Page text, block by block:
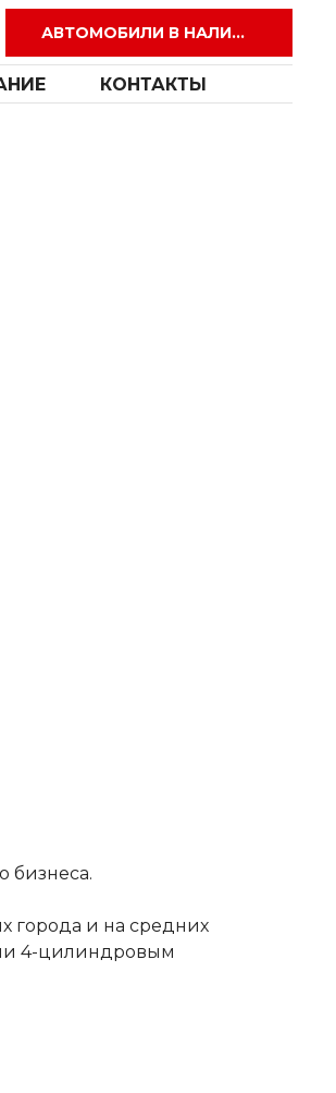
АВТОМОБИЛИ В НАЛИЧИИ
КОНТАКТЫ
бизнеса.
города и на средних
4-цилиндровым